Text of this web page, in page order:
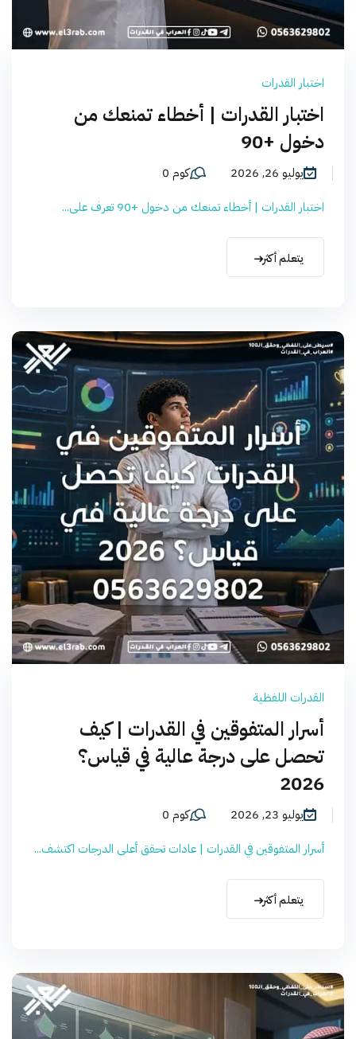
اختبار القدرات
اختبار القدرات | أخطاء تمنعك من
دخول +90
يوليو 26, 2026
كوم 0
اختبار القدرات | أخطاء تمنعك من دخول +90 تعرف على...
يتعلم أكثر
القدرات اللفظية
أسرار المتفوقين في القدرات | كيف
تحصل على درجة عالية في قياس؟
2026
يوليو 23, 2026
كوم 0
أسرار المتفوقين في القدرات | عادات تحقق أعلى الدرجات اكتشف...
يتعلم أكثر